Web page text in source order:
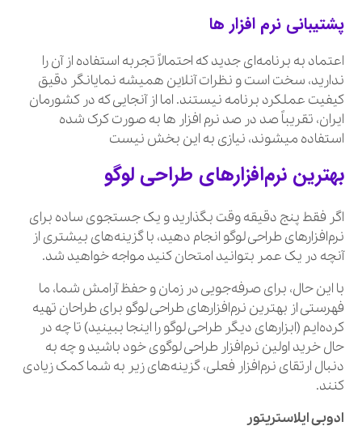
پشتیبانی نرم افزار ها
اعتماد به برنامه‌ای جدید که احتمالاً تجربه استفاده از آن را
ندارید، سخت است و نظرات آنلاین همیشه نمایانگر دقیق
کیفیت عملکرد برنامه نیستند. اما از آنجایی که در کشورمان
ایران، تقریباً صد در صد نرم افزار ها به صورت کرک شده
استفاده میشوند، نیازی به این بخش نیست
بهترین نرم‌افزارهای طراحی لوگو
اگر فقط پنج دقیقه وقت بگذارید و یک جستجوی ساده برای
نرم‌افزارهای طراحی لوگو انجام دهید، با گزینه‌های بیشتری از
آنچه در یک عمر بتوانید امتحان کنید مواجه خواهید شد.
با این حال، برای صرفه‌جویی در زمان و حفظ آرامش شما، ما
فهرستی از بهترین نرم‌افزارهای طراحی لوگو برای طراحان تهیه
کرده‌ایم (ابزارهای دیگر طراحی لوگو را اینجا ببینید) تا چه در
حال خرید اولین نرم‌افزار طراحی لوگوی خود باشید و چه به
دنبال ارتقای نرم‌افزار فعلی، گزینه‌های زیر به شما کمک زیادی
کنند.
ادوبی ایلاستریتور